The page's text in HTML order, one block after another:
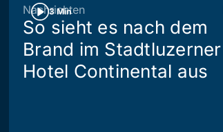
3 Min
Nachrichten
So sieht es nach dem
Brand im Stadtluzerner
Hotel Continental aus